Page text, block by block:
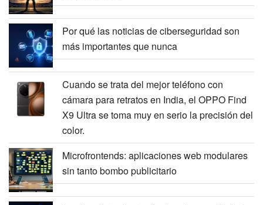
Por qué las noticias de ciberseguridad son
más importantes que nunca
Cuando se trata del mejor teléfono con
cámara para retratos en India, el OPPO Find
X9 Ultra se toma muy en serio la precisión del
color.
Microfrontends: aplicaciones web modulares
sin tanto bombo publicitario